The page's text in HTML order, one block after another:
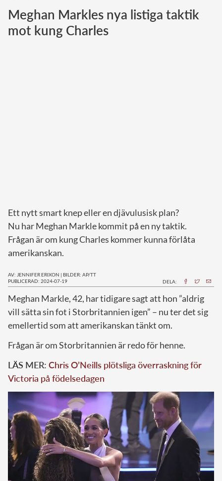
Norska kungahuset
Danska kungahuset
Meghan Markles nya listiga taktik
mot kung Charles
Ett nytt smart knep eller en djävulusisk plan?
Nu har Meghan Markle kommit på en ny taktik.
Frågan är om kung Charles kommer kunna förlåta
amerikanskan.
AV: JENNIFER ERIXON | BILDER: AP/TT
PUBLICERAD: 2024-07-19
DELA:
Meghan Markle, 42, har tidigare sagt att hon ”aldrig
vill sätta sin fot i Storbritannien igen” – nu ter det sig
emellertid som att amerikanskan tänkt om.
Frågan är om Storbritannien är redo för henne.
LÄS MER: Chris O’Neills plötsliga överraskning för
Victoria på födelsedagen